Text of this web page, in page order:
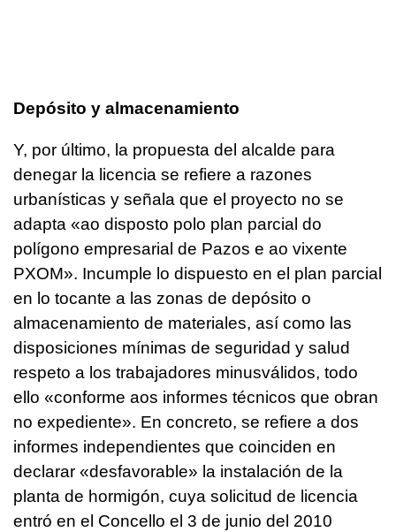
Depósito y almacenamiento
Y, por último, la propuesta del alcalde para
denegar la licencia se refiere a razones
urbanísticas y señala que el proyecto no se
adapta «ao disposto polo plan parcial do
polígono empresarial de Pazos e ao vixente
PXOM». Incumple lo dispuesto en el plan parcial
en lo tocante a las zonas de depósito o
almacenamiento de materiales, así como las
disposiciones mínimas de seguridad y salud
respeto a los trabajadores minusválidos, todo
ello «conforme aos informes técnicos que obran
no expediente». En concreto, se refiere a dos
informes independientes que coinciden en
declarar «desfavorable» la instalación de la
planta de hormigón, cuya solicitud de licencia
entró en el Concello el 3 de junio del 2010